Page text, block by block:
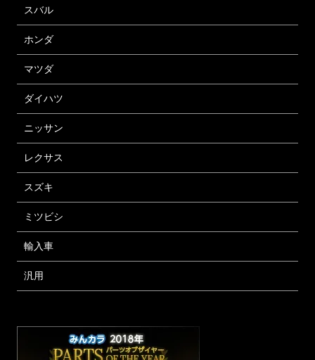
スバル
ホンダ
マツダ
ダイハツ
ニッサン
レクサス
スズキ
ミツビシ
輸入車
汎用